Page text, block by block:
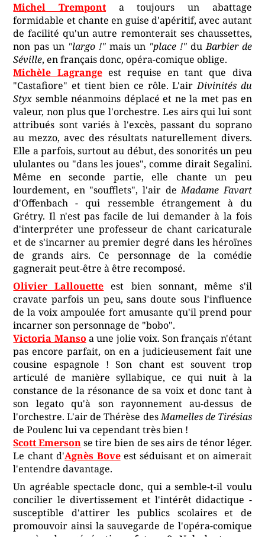
Michel Tremponta toujours un abattage
formidable et chante en guise d'apéritif, avec autant
de facilité qu'un autre remonterait ses chaussettes,
non pas un "largo !"mais un "place !" duBarbier de
Séville, en français donc, opéra-comique oblige.
Michèle Lagrangeest requise en tant que diva
"Castafiore" et tient bien ce rôle. L'airDivinités du
Styx semble néanmoins déplacé et ne la met pas en
valeur, non plus que l'orchestre. Les airs qui lui sont
attribués sont variés à l'excès, passant du soprano
au mezzo, avec des résultats naturellement divers.
Elle a parfois, surtout au début, des sonorités un peu
ululantes ou "dans les joues", comme dirait Segalini.
Même en seconde partie, elle chante un peu
lourdement, en "soufflets", l'air deMadame Favart
d'Offenbach - qui ressemble étrangement à du
Grétry. Il n'est pas facile de lui demander à la fois
d'interpréter une professeur de chant caricaturale
et de s'incarner au premier degré dans les héroïnes
de grands airs. Ce personnage de la comédie
gagnerait peut-être à être recomposé.
Olivier Lallouette est bien sonnant, même s'il
cravate parfois un peu, sans doute sous l'influence
de la voix ampoulée fort amusante qu'il prend pour
incarner son personnage de "bobo".
Victoria Manso a une jolie voix. Son français n'étant
pas encore parfait, on en a judicieusement fait une
cousine espagnole ! Son chant est souvent trop
articulé de manière syllabique, ce qui nuit à la
constance de la résonance de sa voix et donc tant à
son legato qu'à son rayonnement au-dessus de
l'orchestre. L'air de Thérèse desMamelles de Tirésias
de Poulenc lui va cependant très bien !
Scott Emersonse tire bien de ses airs de ténor léger.
Le chant d'Agnès Boveest séduisant et on aimerait
l'entendre davantage.
Un agréable spectacle donc, qui a semble-t-il voulu
concilier le divertissement et l'intérêt didactique -
susceptible d'attirer les publics scolaires et de
promouvoir ainsi la sauvegarde de l'opéra-comique